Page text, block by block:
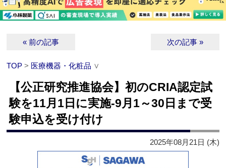
« 前の記事 次の記事 »
TOP > 医療機器・化粧品 ∨
【公正研究推進協会】初のCRIA認定試
験を11月1日に実施‐9月1～30日まで受
験申込を受け付け
2025年08月21日 (木)